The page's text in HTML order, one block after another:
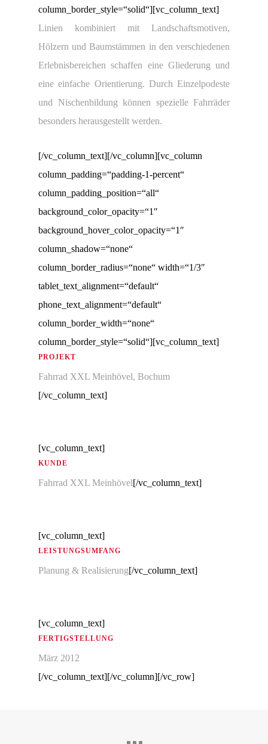
column_border_style=“solid“][vc_column_text]
Linien kombiniert mit Landschaftsmotiven,
Hölzern und Baumstämmen in den verschiedenen
Erlebnisbereichen schaffen eine Gliederung und
eine einfache Orientierung. Durch Einzelpodeste
und Nischenbildung können spezielle Fahrräder
besonders herausgestellt werden.
[/vc_column_text][/vc_column][vc_column
column_padding=“padding-1-percent“
column_padding_position=“all“
background_color_opacity=“1″
background_hover_color_opacity=“1″
column_shadow=“none“
column_border_radius=“none“ width=“1/3″
tablet_text_alignment=“default“
phone_text_alignment=“default“
column_border_width=“none“
column_border_style=“solid“][vc_column_text]
PROJEKT
Fahrrad XXL Meinhövel, Bochum
[/vc_column_text]
[vc_column_text]
KUNDE
Fahrrad XXL Meinhövel[/vc_column_text]
[vc_column_text]
LEISTUNGSUMFANG
Planung & Realisierung[/vc_column_text]
[vc_column_text]
FERTIGSTELLUNG
März 2012
[/vc_column_text][/vc_column][/vc_row]